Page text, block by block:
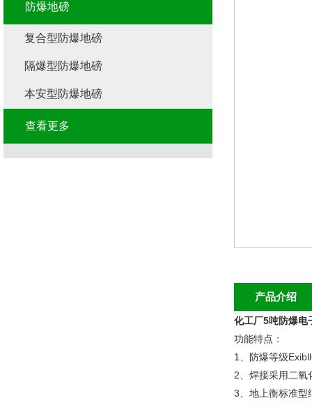
产品介绍
化工厂5吨防爆电
功能特点：
1、防爆等级
2、焊接采用二氧
3、地上衡标准型
防爆地磅
复合型防爆地磅
隔爆型防爆地磅
本安型防爆地磅
查看更多